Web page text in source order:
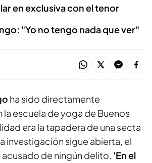
en exclusiva con el tenor
"Yo no tengo nada que ver"
ha sido directamente
escuela de yoga de Buenos
era la tapadera de una secta
investigación sigue abierta, el
de ningún delito. 'En el